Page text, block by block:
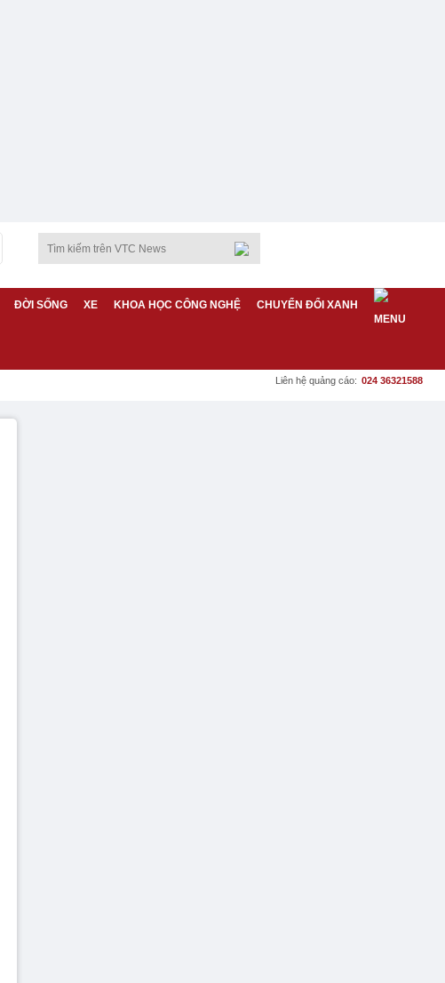
ĐỜI SỐNG XE KHOA HỌC CÔNG NGHỆ CHUYỂN ĐỔI XANH
Liên hệ quảng cáo: 024 36321588